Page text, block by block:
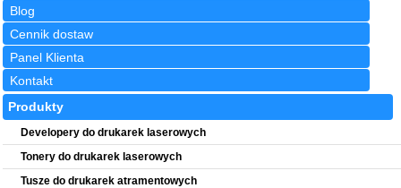
Blog
Cennik dostaw
Panel Klienta
Kontakt
Produkty
Developery do drukarek laserowych
Tonery do drukarek laserowych
Tusze do drukarek atramentowych